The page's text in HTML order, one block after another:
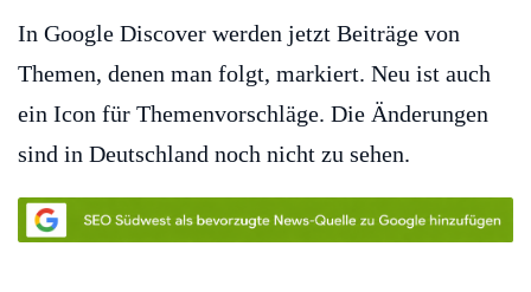
In Google Discover werden jetzt Beiträge von
Themen, denen man folgt, markiert. Neu ist auch
ein Icon für Themenvorschläge. Die Änderungen
sind in Deutschland noch nicht zu sehen.